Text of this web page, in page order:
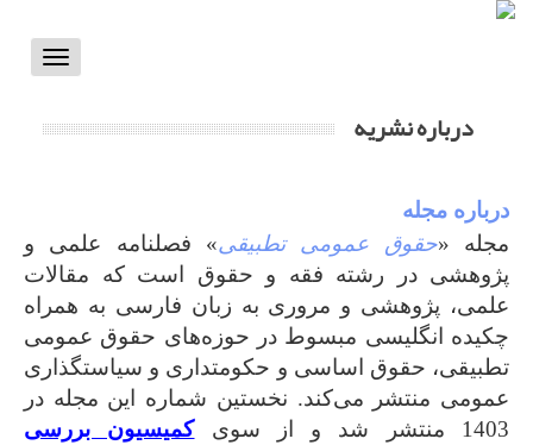
Toggle
درباره نشریه
درباره مجله
مجله «حقوق عمومی تطبیقی» فصلنامه علمی و
پژوهشی در رشته فقه و حقوق است که مقالات
علمی، پژوهشی و مروری به زبان فارسی به همراه
چکیده انگلیسی مبسوط در حوزه‌های حقوق عمومی
تطبیقی، حقوق اساسی و حکومتداری و سیاستگذاری
عمومی منتشر می‌کند. نخستین شماره این مجله در
1403 منتشر شد و از سوی
کمیسیون بررسی